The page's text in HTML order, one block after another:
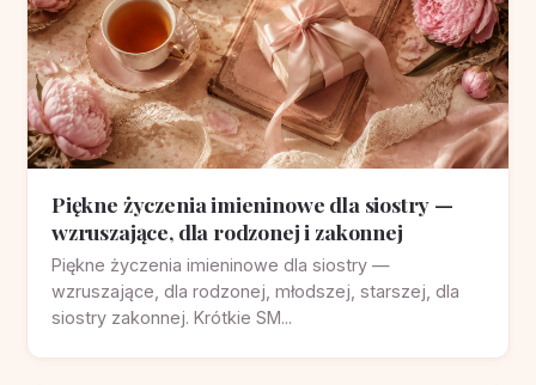
Piękne życzenia imieninowe dla siostry —
wzruszające, dla rodzonej i zakonnej
Piękne życzenia imieninowe dla siostry —
wzruszające, dla rodzonej, młodszej, starszej, dla
siostry zakonnej. Krótkie SM...